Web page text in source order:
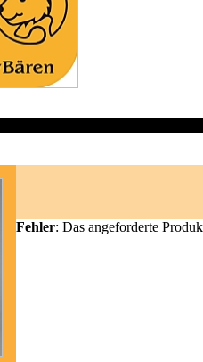
Fehler: Das angeforderte